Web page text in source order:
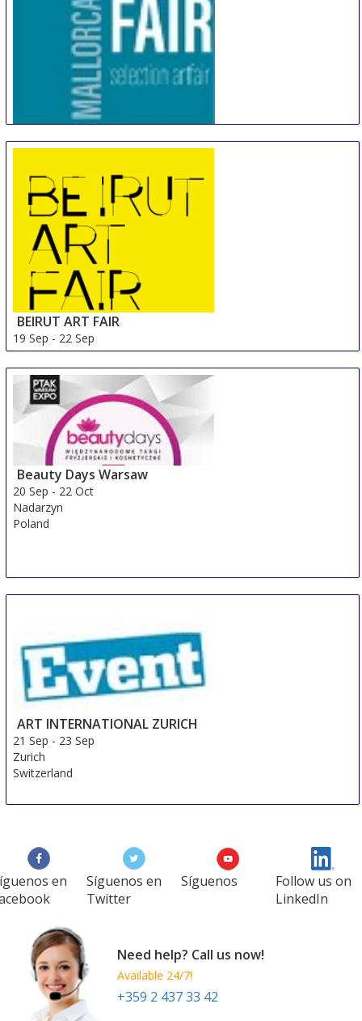
18 Sep-21 Sep
Spain
BEIRUT ART FAIR
19 Sep - 22 Sep
Beirut Area
Lebanon
Beauty Days Warsaw
20 Sep - 22 Oct
Nadarzyn
Poland
ART INTERNATIONAL ZURICH
21 Sep - 23 Sep
Zurich
Switzerland
en
Síguenos en
Twitter
Síguenos
Follow us on
LinkedIn
Need help? Call us now!
Available 24/7!
+359 2 437 33 42